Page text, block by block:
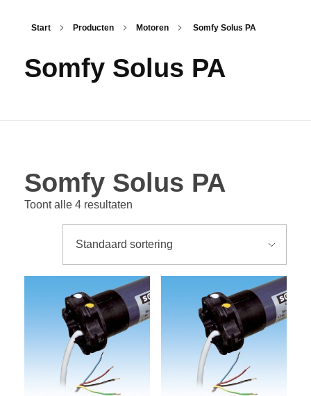
Start Producten Motoren Somfy Solus PA
Somfy Solus PA
Somfy Solus PA
Toont alle 4 resultaten